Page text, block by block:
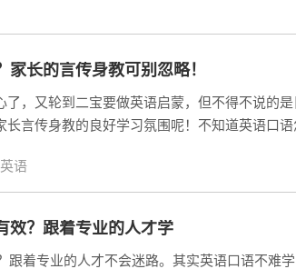
长的言传身教可别忽略！
，又轮到二宝要做英语启蒙，但不得不说的是
长言传身教的良好学习氛围呢！不知道英语口
SEO/ky/m/leadonlineEnglish-
语
效？跟着专业的人才学
跟着专业的人才不会迷路。其实英语口语不难